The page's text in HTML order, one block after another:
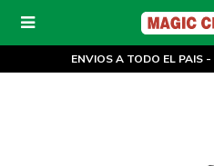

ENVIOS A TODO EL PAIS